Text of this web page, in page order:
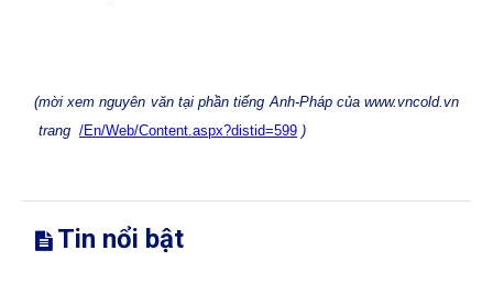
(mời xem nguyên văn tại phần tiếng Anh-Pháp của www.vncold.vn
trang /En/Web/Content.aspx?distid=599 )
Tin nổi bật